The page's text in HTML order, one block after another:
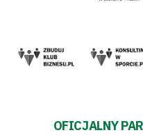
OFICJALNY